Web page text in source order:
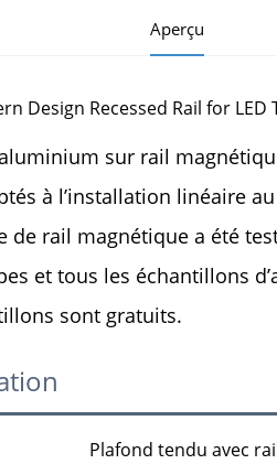
Aperçu
sur rail
à l’installation linéaire
de rail magnétique a été
et tous les échantillons
sont gratuits.
Plafond tendu avec